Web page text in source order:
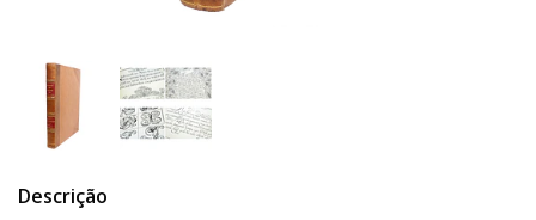
Descrição